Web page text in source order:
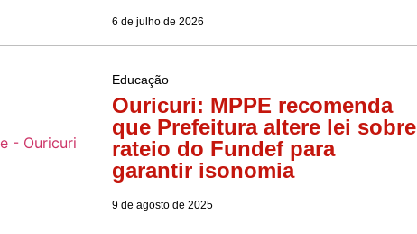
6 de julho de 2026
Educação
Ouricuri: MPPE recomenda
que Prefeitura altere lei sobre
rateio do Fundef para
garantir isonomia
9 de agosto de 2025